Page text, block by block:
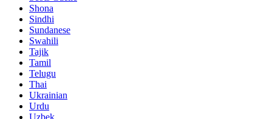
Shona
Sindhi
Sundanese
Swahili
Tajik
Tamil
Telugu
Thai
Ukrainian
Urdu